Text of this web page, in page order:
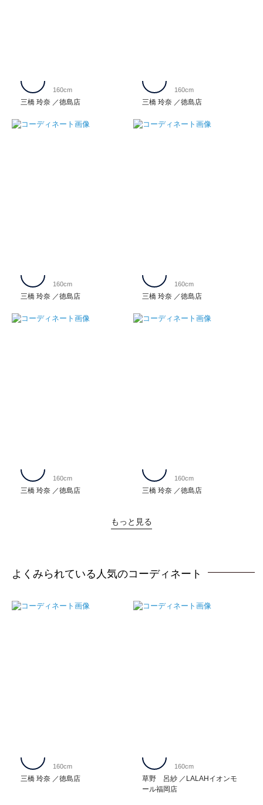
三橋 玲奈 徳島店
160cm
三橋 玲奈 徳島店
160cm
三橋 玲奈 徳島店
160cm
三橋 玲奈 徳島店
160cm
三橋 玲奈 徳島店
160cm
三橋 玲奈 徳島店
160cm
もっと見る
よくみられている人気のコーディネート
三橋 玲奈 徳島店
160cm
草野 呂紗
LALAHイオンモ
ール福岡店
160cm